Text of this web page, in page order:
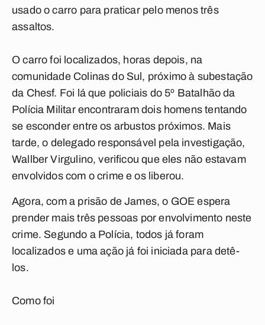
usado o carro para praticar pelo menos três
assaltos.
O carro foi localizados, horas depois, na
comunidade Colinas do Sul, próximo à subestação
da Chesf. Foi lá que policiais do 5º Batalhão da
Polícia Militar encontraram dois homens tentando
se esconder entre os arbustos próximos. Mais
tarde, o delegado responsável pela investigação,
Wallber Virgulino, verificou que eles não estavam
envolvidos com o crime e os liberou.
Agora, com a prisão de James, o GOE espera
prender mais três pessoas por envolvimento neste
crime. Segundo a Polícia, todos já foram
localizados e uma ação já foi iniciada para detê-
los.
Como foi